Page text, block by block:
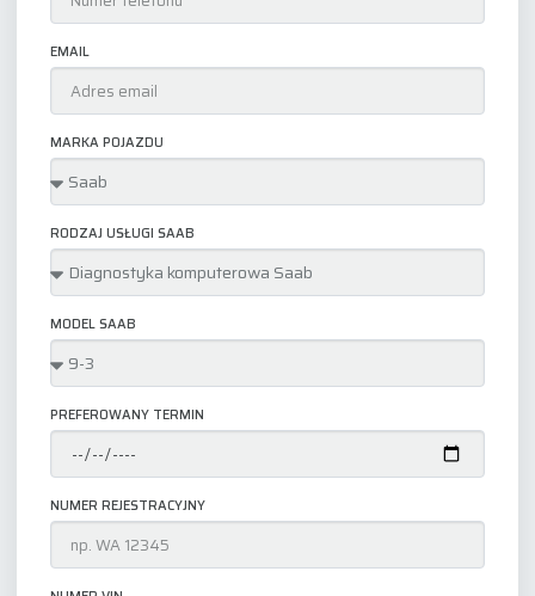
EMAIL
MARKA POJAZDU
RODZAJ USŁUGI SAAB
MODEL SAAB
PREFEROWANY TERMIN
NUMER REJESTRACYJNY